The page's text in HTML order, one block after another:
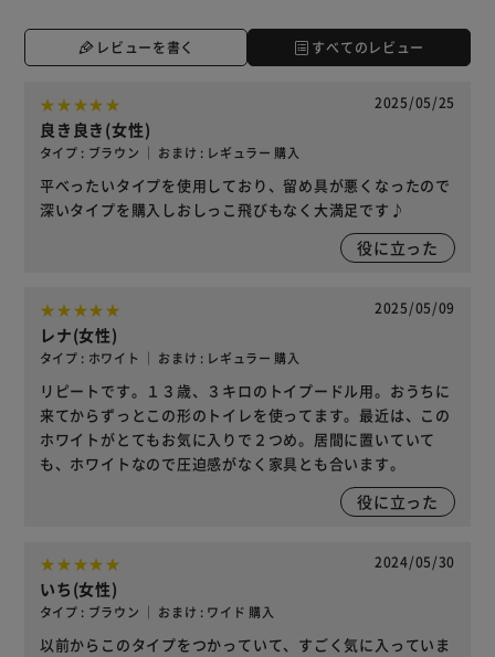
レビューを書く すべてのレビュー
2025/05/25
良き良き(女性)
タイプ : ブラウン ｜ おまけ : レギュラー 購入
平べったいタイプを使用しており、留め具が悪くなったので
深いタイプを購入しおしっこ飛びもなく大満足です♪
役に立った
2025/05/09
レナ(女性)
タイプ : ホワイト ｜ おまけ : レギュラー 購入
リピートです。１３歳、３キロのトイプードル用。おうちに
来てからずっとこの形のトイレを使ってます。最近は、この
ホワイトがとてもお気に入りで２つめ。居間に置いていて
も、ホワイトなので圧迫感がなく家具とも合います。
役に立った
2024/05/30
いち(女性)
タイプ : ブラウン ｜ おまけ : ワイド 購入
以前からこのタイプをつかっていて、すごく気に入っていま